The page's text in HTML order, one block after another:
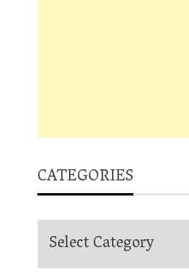
CATEGORIES
Categories